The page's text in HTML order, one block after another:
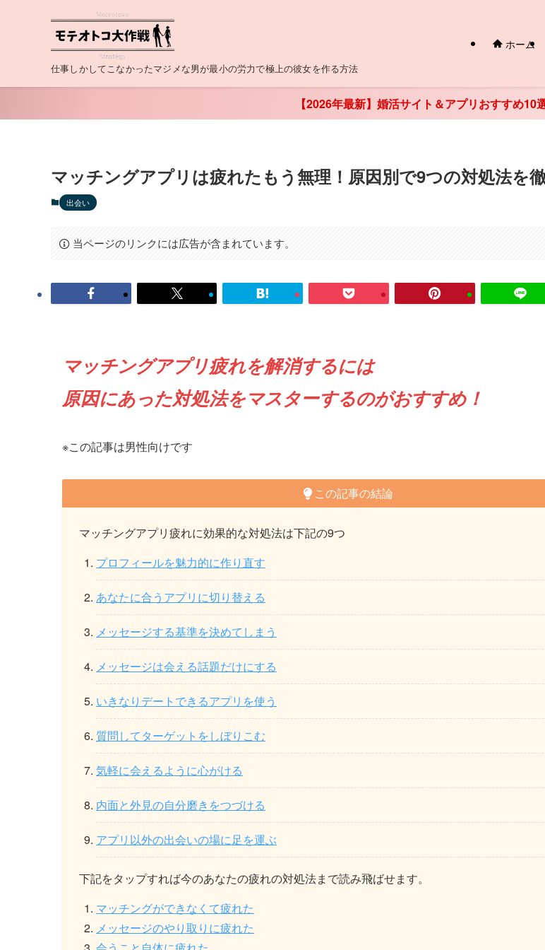
仕事しかしてこなかったマジメな男が最小の労力で極上の彼女を作る方法
ホーム
【2026年最新】婚活サイト＆アプリおすすめ10
マッチングアプリは疲れたもう無理！原因別で9つの対処法を
出会い
当ページのリンクには広告が含まれています。
マッチングアプリ疲れを解消するには
原因にあった対処法をマスターするのがおすすめ！
※この記事は男性向けです
この記事の結論
マッチングアプリ疲れに効果的な対処法は下記の9つ
プロフィールを魅力的に作り直す
あなたに合うアプリに切り替える
メッセージする基準を決めてしまう
メッセージは会える話題だけにする
いきなりデートできるアプリを使う
質問してターゲットをしぼりこむ
気軽に会えるように心がける
内面と外見の自分磨きをつづける
アプリ以外の出会いの場に足を運ぶ
下記をタップすれば今のあなたの疲れの対処法まで読み飛ばせます。
マッチングができなくて疲れた
メッセージのやり取りに疲れた